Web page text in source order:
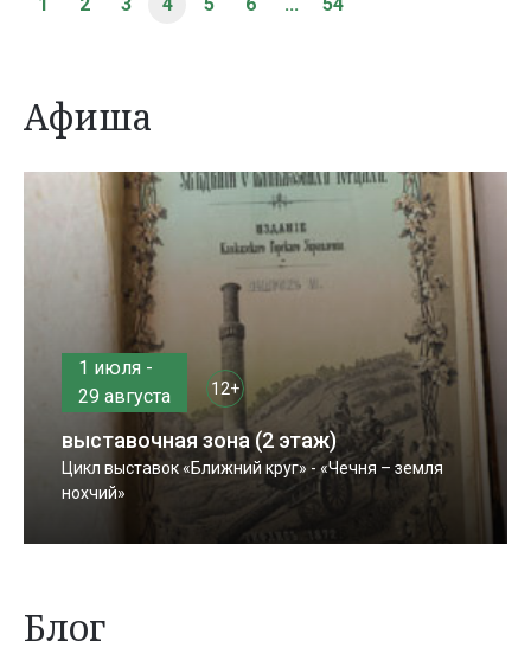
1 2 3 4 5 6 ... 54
Афиша
1 июля -
29 августа
12+
выставочная зона (2 этаж)
Цикл выставок «Ближний круг» - «Чечня – земля
нохчий»
Блог